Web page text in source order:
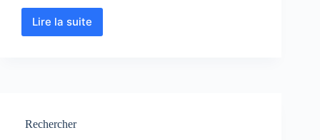
Lire la suite
Fondations
Rechercher